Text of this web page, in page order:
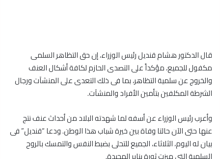
قال الدكتور هشام قنديل رئيس الوزراء، إن حق التظاهر السلمى
مكفول للجميع، مؤكداً على التصدى الحازم لكافة أشكال العنف
والخروج عن سلمية التظاهر، بما فى ذلك التعدى على المنشآت ورجال
الشرطة المكلفين بتأمين الأفراد والمنشآت.
وأعرب رئيس الوزراء عن أسفه لما شهدته البلاد من أحداث عنف نتج
عنها حتى الآن حالتا وفاة بين خيرة شباب هذا الوطن. ودعا “قنديل” فى
بيان له اليوم، الثلاثاء، الجميع للتحلى بضبط النفس والتمسك بالروح